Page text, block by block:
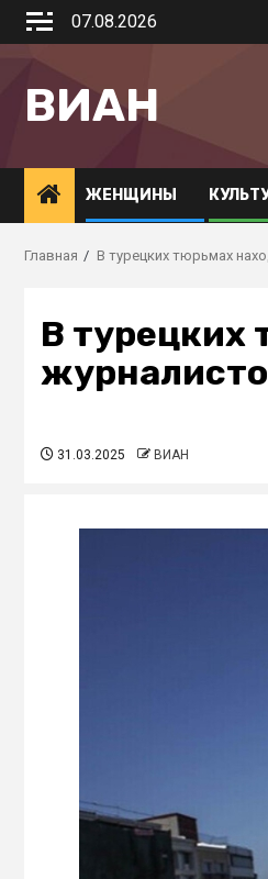
07.08.2026
ВИАН
ЖЕНЩИНЫ
Главная В турецких тюрьмах
В турецких
31.03.2025 ВИАН